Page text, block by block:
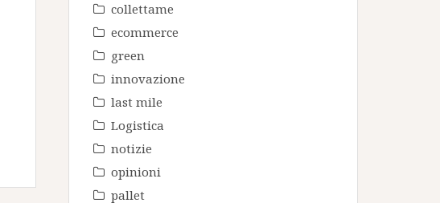
collettame
ecommerce
green
innovazione
last mile
Logistica
notizie
opinioni
pallet